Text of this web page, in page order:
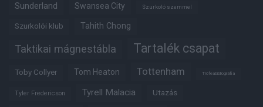
Sunderland Swansea City Szurkoló szemmel
Szurkolói klub Tahith Chong
Taktikai mágnestábla Tartalék csapat
Toby Collyer Tom Heaton Tottenham Trófeabibliográfia
Tyler Fredericson Tyrell Malacia Utazás